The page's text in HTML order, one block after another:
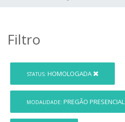
Filtro
STATUS: HOMOLOGADA
MODALIDADE: PREGÃO PRESENCIAL